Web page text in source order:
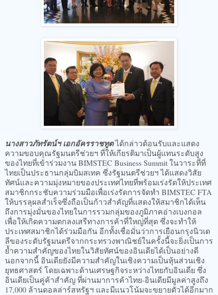
นางสาวภัทรัตน์ฯ เอกอัครราชทูตได้กล่าวต้อนรับและแสดง
ความขอบคุณรัฐมนตรีช่วยฯ ที่ให้เกียรติมาเป็นผู้แทนระดับสูง
ของไทยที่เข้าร่วมงาน BIMSTEC Business Summit ในวาระที่ที่
ไทยเป็นประธานกลุ่มบิมสเทค ซึ่งรัฐมนตรีช่วยฯ ได้แสดงวิสัย
ทัศน์และความมุ่งหมายของประเทศไทยที่พร้อมเร่งรัดให้ประเทศ
สมาชิกกระชับความร่วมมือเพื่อเร่งรัดการจัดทำ BIMSTEC FTA
ให้บรรลุผลสำเร็จซึ่งถือเป็นก้าวสำคัญที่แสดงให้สมาชิกได้เห็น
ถึงการมุ่งมั่นของไทยในการรวมกลุ่มของภูมิภาคอ่างเบงกอล
เพื่อให้เกิดความตกลงเสรีทางการค้าที่ใหญ่ที่สุด ซึ่งจะทำให้
ประเทศสมาชิกได้ร่วมมือกัน อีกทั้งเชื่อมั่นว่าการเยือนกรุงนิวเด
ลีของระดับรัฐมนตรีจากกระทรวงพาณิชย์ในครั้งนี้จะยิ่งเป็นการ
ย้ำความสำคัญของไทยในวิสัยทัศน์ของอินเดียได้เป็นอย่างดี
นอกจากนี้ อินเดียยังมีความสำคัญในเชิงความเป็นหุ้นส่วนเชิง
ยุทธศาสตร์ โดยเฉพาะด้านเศรษฐกิจระหว่างไทยกับอินเดีย ซึ่ง
อินเดียเป็นคู่ค้าสำคัญ ที่ผ่านมาการค้าไทย-อินเดียมีมูลค่าสูงถึง
17,000 ล้านดอลล่าร์สหรัฐฯ และมีแนวโน้มจะขยายตัวได้อีกมาก